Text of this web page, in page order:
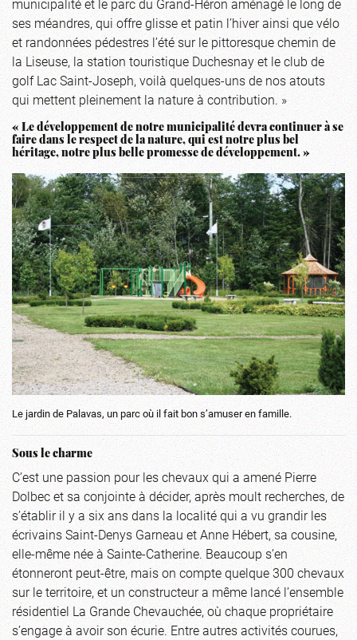
ses méandres, qui offre glisse et patin l’hiver ainsi que vélo
et randonnées pédestres l’été sur le pittoresque chemin de
la Liseuse, la station touristique Duchesnay et le club de
golf Lac Saint-Joseph, voilà quelques-uns de nos atouts
qui mettent pleinement la nature à contribution. »
« Le développement de notre municipalité devra continuer à se
faire dans le respect de la nature, qui est notre plus bel
héritage, notre plus belle promesse de développement. »
Le jardin de Palavas, un parc où il fait bon s’amuser en famille.
Sous le charme
C’est une passion pour les chevaux qui a amené Pierre
Dolbec et sa conjointe à décider, après moult recherches, de
s’établir il y a six ans dans la localité qui a vu grandir les
écrivains Saint-Denys Garneau et Anne Hébert, sa cousine,
elle-même née à Sainte-Catherine. Beaucoup s’en
étonneront peut-être, mais on compte quelque 300 chevaux
sur le territoire, et un constructeur a même lancé l’ensemble
résidentiel La Grande Chevauchée, où chaque propriétaire
s’engage à avoir son écurie. Entre autres activités courues,